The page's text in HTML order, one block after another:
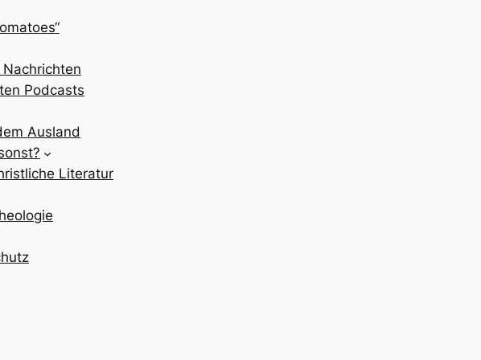
Podcasts
Ausland
Literatur